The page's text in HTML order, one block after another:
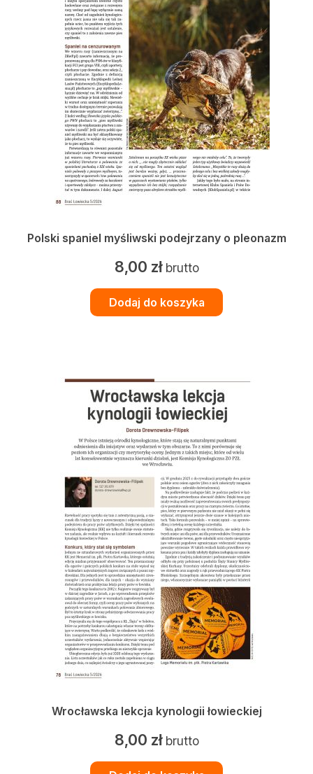
Polski spaniel myśliwski podejrzany o pleonazm
8,00 zł brutto
Dodaj do koszyka
Wrocławska lekcja kynologii łowieckiej
8,00 zł brutto